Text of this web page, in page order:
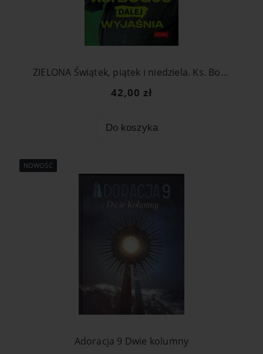
ZIELONA Świątek, piątek i niedziela. Ks. Boguś dalej wyjaśnia
42,00 zł
Do koszyka
Adoracja 9 Dwie kolumny
NOWOŚĆ